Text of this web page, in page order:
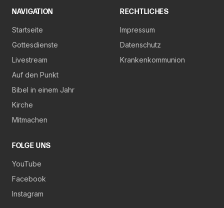
NAVIGATION
Startseite
Gottesdienste
Livestream
Auf den Punkt
Bibel in einem Jahr
Kirche
Mitmachen
RECHTLICHES
Impressum
Datenschutz
Krankenkommunion
FOLGE UNS
YouTube
Facebook
Instagram